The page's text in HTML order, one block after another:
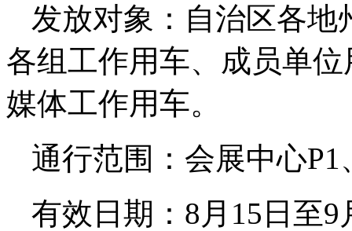
发放对象：自治区各地
各组工作用车、成员单
媒体工作用车。
通行范围：会展中心
有效日期：8月15日至9